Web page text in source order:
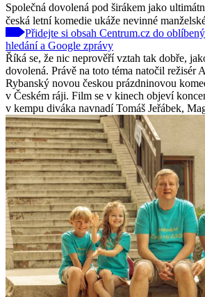
Společná dovolená pod širákem jako
česká letní komedie ukáže nevinné
Přidejte si obsah Centrum.cz do
hledání a Google zprávy
Říká se, že nic neprověří vztah tak dobře,
dovolená. Právě na toto téma natočil režisér
Rybanský novou českou prázdninovou
v Českém ráji. Film se v kinech objeví
v kempu diváka navnadí Tomáš Jeřábek,